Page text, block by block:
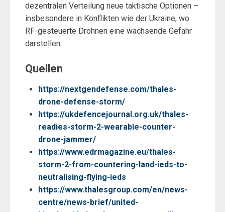
dezentralen Verteilung neue taktische Optionen –
insbesondere in Konflikten wie der Ukraine, wo
RF-gesteuerte Drohnen eine wachsende Gefahr
darstellen.
Quellen
https://nextgendefense.com/thales-
drone-defense-storm/
https://ukdefencejournal.org.uk/thales-
readies-storm-2-wearable-counter-
drone-jammer/
https://www.edrmagazine.eu/thales-
storm-2-from-countering-land-ieds-to-
neutralising-flying-ieds
https://www.thalesgroup.com/en/news-
centre/news-brief/united-